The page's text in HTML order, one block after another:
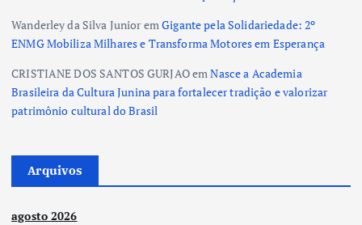
Wanderley da Silva JunioremGigante pela Solidariedade: 2º
ENMG Mobiliza Milhares e Transforma Motores em Esperança
CRISTIANE DOS SANTOS GURJAOemNasce a Academia
Brasileira da Cultura Junina para fortalecer tradição e valorizar
patrimônio cultural do Brasil
Arquivos
agosto 2026